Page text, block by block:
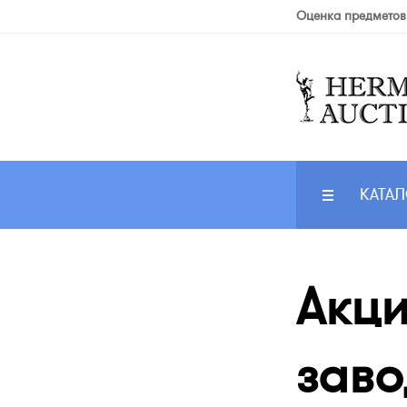
Оценка